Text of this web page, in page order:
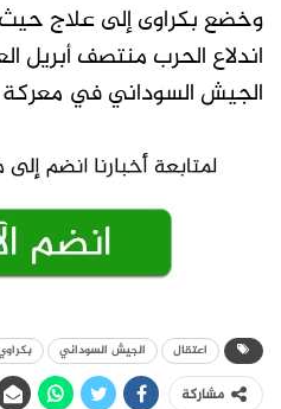
وخضع بكراوى إلى علاج حيث
الجيش السوداني في معركة
اعتقال الجيش السوداني
مشاركة